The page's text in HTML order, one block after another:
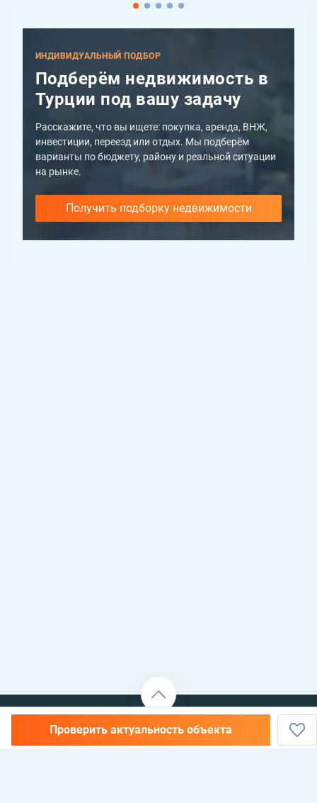
Проверить актуальность объекта
ИНДИВИДУАЛЬНЫЙ ПОДБОР
Подберём недвижимость в
Турции под вашу задачу
Расскажите, что вы ищете: покупка, аренда, ВНЖ,
инвестиции, переезд или отдых. Мы подберём
варианты по бюджету, району и реальной ситуации
на рынке.
Получить подборку недвижимости